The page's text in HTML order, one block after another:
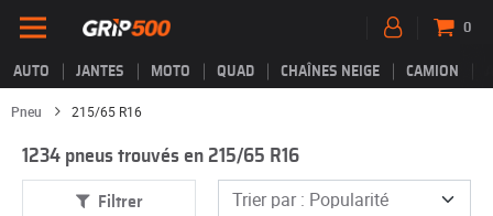
AUTO JANTES MOTO QUAD CHAÎNES NEIGE CAMION
0
Pneu 215/65 R16
1234 pneus trouvés en 215/65 R16
Filtrer